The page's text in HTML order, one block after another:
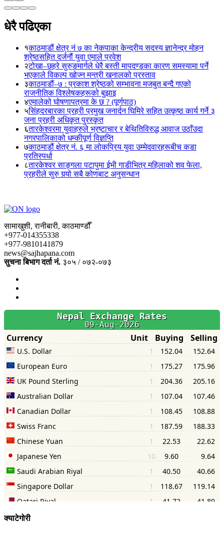
धेरै पढिएका
१काठमाडौं क्षेत्र नं ७ का नेकपाका केन्द्रीय सदस्य ज्ञानेन्द्र मोहन
श्रेष्ठसहित दर्जनौं युवा एमाले प्रवेश
२टोखा–छहरे सुरुङमार्गले धेरै बस्ती मापदण्डका कारण समस्यामा पर्ने
भएकाले विकल्प खोज्न मन्त्री खनालको प्रस्ताव
३काठमाडौं–७ : प्रकाश श्रेष्ठको सम्भावना मजबुत बन्दै गएको
राजनीतिक विश्लेषकहरूको बुझाइ
४एमालेको घोषणापत्रमा के छ ? (पूर्णपाठ)
५सिंहदरबारका प्रहरी प्रमुख जनार्दन घिमिरे सहित उत्कृष्ठ कार्य गर्ने ३
जना प्रहरी अधिकृत पुरस्कृत
६तारकेश्वरमा युवाहरुले भ्रष्टाचार र बेथितिविरुद्ध आवाज उठाँउदा
नगरपालिकाको धम्कीपूर्ण विज्ञप्ति
७काठमाडौं क्षेत्र नं. ६ मा लोकप्रिय युवा उम्मेदवारहरूबीच कडा
प्रतिस्पर्धा
८तारकेश्वर साङ्गला पटापुमा ईभी गाडीभित्र महिलाको शव फेला,
प्रहरीले सुरु गर्‍यो सबै कोणबाट अनुसन्धान
सामाखुशी, रानीबारी, काठमाण्डौँ
+977-014355338
+977-9810141879
news@sajhapana.com
सुचना बिभाग दर्ता नं. ३०५ / ०७२-०७३
क्याटेगोरी